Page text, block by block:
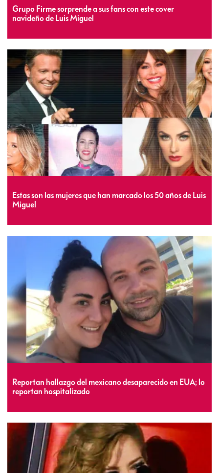
Grupo Firme sorprende a sus fans con este cover
navideño de Luis Miguel
Estas son las mujeres que han marcado los 50 años de Luis
Miguel
Reportan hallazgo del mexicano desaparecido en EUA; lo
reportan hospitalizado